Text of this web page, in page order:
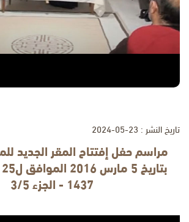
تاريخ النشر : 23-05-2024
مراسم حفل إفتتاح المقر الجديد
1437 - الجزء 3/5